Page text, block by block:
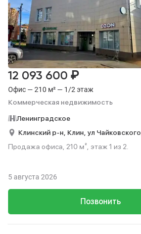
Офис — 210 м² — 1/2 этаж
Коммерческая недвижимость
12 093 600 ₽
Ленинградское
Клинский р-н, Клин, ул Чайковского,
Продажа офиса, 210 м², этаж 1 из 2.
Позвонить
5 августа 2026